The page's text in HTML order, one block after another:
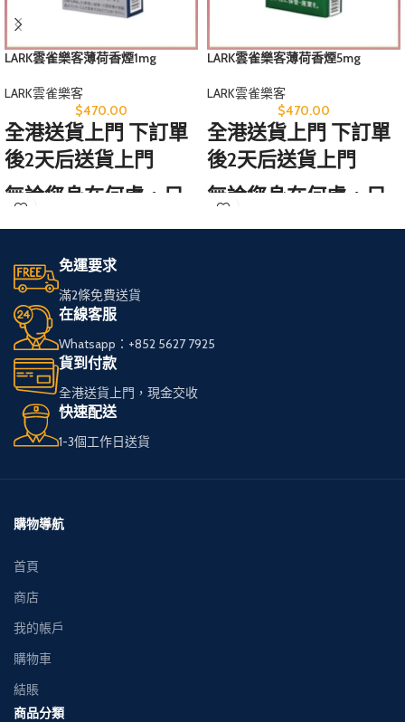
LARK雲雀樂客薄荷香煙1mg
LARK雲雀樂客
$470.00
全港送貨上門 下訂單
後2天后送貨上門
無論您身在何處，只
需訪問我們的網站，
輕鬆選購心儀的免稅
煙。
我們服務全港，送貨
快速可靠，
讓您享受高品質私
煙。
多種品牌和款式供您
選擇，
下單簡便，接受現金
LARK雲雀樂客薄荷香煙5mg
LARK雲雀樂客
$470.00
全港送貨上門 下訂單
後2天后送貨上門
無論您身在何處，只
需訪問我們的網站，
快速可靠，
選擇，
免運要求
滿2條免費送貨
在線客服
Whatsapp：+852 5627 7925
貨到付款
全港送貨上門，現金交收
快速配送
1-3個工作日送貨
購物導航
首頁
商店
我的帳戶
購物車
結賬
商品分類